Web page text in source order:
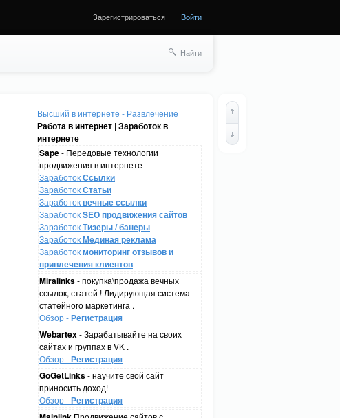
Зарегистрироваться Войти
Найти
Высший в интернете - Развлечение
Работа в интернет | Заработок в
интернете
Sape- Передовые технологии
продвижения в интернете
ЗаработокСсылки
ЗаработокСтатьи
Заработоквечные ссылки
ЗаработокSEO продвижения сайтов
ЗаработокТизеры / банеры
ЗаработокМединая реклама
Заработокмониторинг отзывов и
привлечения клиентов
Miralinks- покупка\продажа вечных
ссылок, статей ! Лидирующая система
статейного маркетинга .
Обзор -Регистрация
Webartex- Зарабатывайте на своих
сайтах и группах в VK .
Обзор -Регистрация
GoGetLinks- научите свой сайт
приносить доход!
Обзор -Регистрация